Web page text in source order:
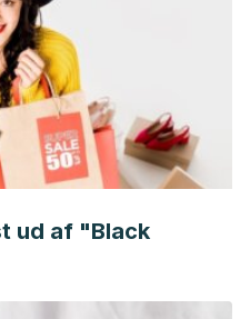
ud af "Black